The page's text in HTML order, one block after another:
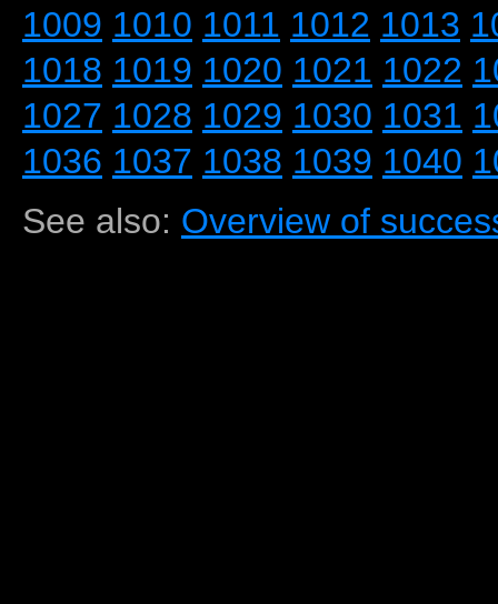
1009 1010 1011 1012 1013
1018 1019 1020 1021 1022
1027 1028 1029 1030 1031
1036 1037 1038 1039 1040
See also: Overview of